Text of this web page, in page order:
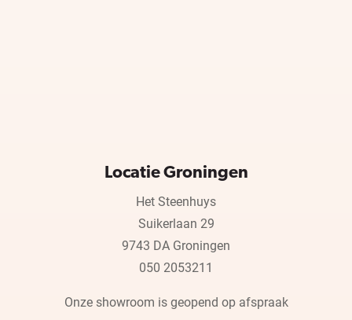
Locatie Groningen
Het Steenhuys
Suikerlaan 29
9743 DA Groningen
050 2053211
Onze showroom is geopend op afspraak